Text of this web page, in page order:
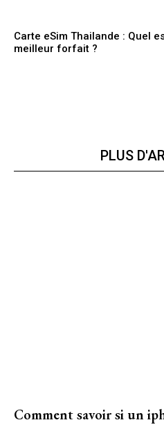
Carte eSim Thailande : Quel
meilleur forfait ?
PLUS
Comment savoir si un